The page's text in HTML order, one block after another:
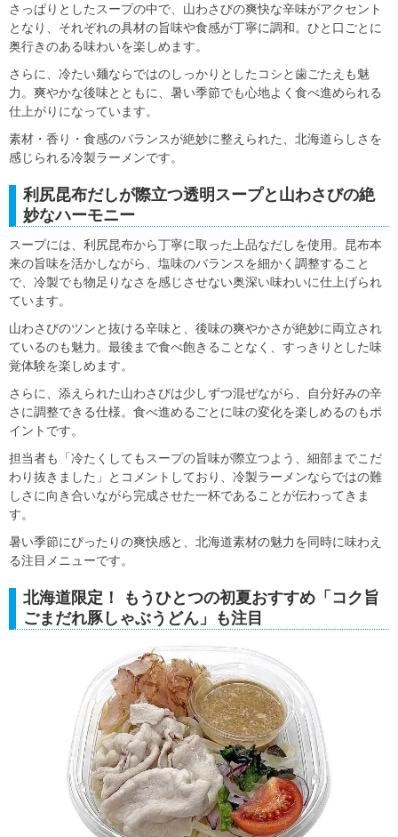
さっぱりとしたスープの中で、山わさびの爽快な辛味がアクセント
となり、それぞれの具材の旨味や食感が丁寧に調和。ひと口ごとに
奥行きのある味わいを楽しめます。
さらに、冷たい麺ならではのしっかりとしたコシと歯ごたえも魅
力。爽やかな後味とともに、暑い季節でも心地よく食べ進められる
仕上がりになっています。
素材・香り・食感のバランスが絶妙に整えられた、北海道らしさを
感じられる冷製ラーメンです。
利尻昆布だしが際立つ透明スープと山わさびの絶
妙なハーモニー
スープには、利尻昆布から丁寧に取った上品なだしを使用。昆布本
来の旨味を活かしながら、塩味のバランスを細かく調整すること
で、冷製でも物足りなさを感じさせない奥深い味わいに仕上げられ
ています。
山わさびのツンと抜ける辛味と、後味の爽やかさが絶妙に両立され
ているのも魅力。最後まで食べ飽きることなく、すっきりとした味
覚体験を楽しめます。
さらに、添えられた山わさびは少しずつ混ぜながら、自分好みの辛
さに調整できる仕様。食べ進めるごとに味の変化を楽しめるのもポ
イントです。
担当者も「冷たくしてもスープの旨味が際立つよう、細部までこだ
わり抜きました」とコメントしており、冷製ラーメンならではの難
しさに向き合いながら完成させた一杯であることが伝わってきま
す。
暑い季節にぴったりの爽快感と、北海道素材の魅力を同時に味わえ
る注目メニューです。
北海道限定！ もうひとつの初夏おすすめ「コク旨
ごまだれ豚しゃぶうどん」も注目